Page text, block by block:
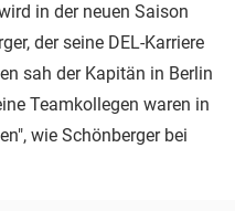
in der neuen Saison
der seine DEL-Karriere
sah der Kapitän in Berlin
Teamkollegen waren in
wie Schönberger bei